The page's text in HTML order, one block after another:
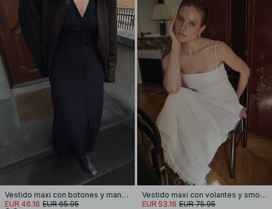
Vestido maxi con botones y mangas abullonadas
EUR 46.16 EUR 65.95
Vestido maxi con volantes y smocks
EUR 53.16 EUR 75.95